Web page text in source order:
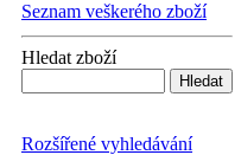
Seznam veškerého zboží
Hledat zboží
Rozšířené vyhledávání